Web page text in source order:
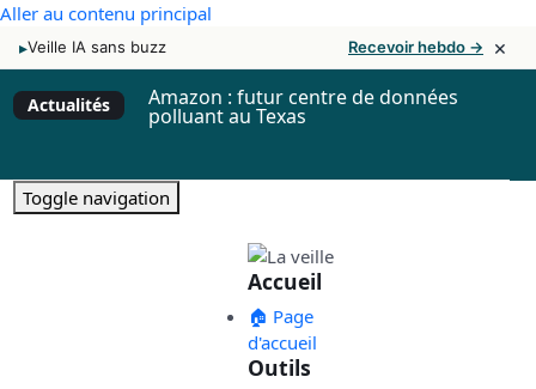
Aller au contenu principal
▸Veille IA sans buzz Recevoir hebdo → ×
Actualités Amazon : futur centre de données
polluant au Texas
Toggle navigation
Accueil
🏠 Page
d'accueil
Outils